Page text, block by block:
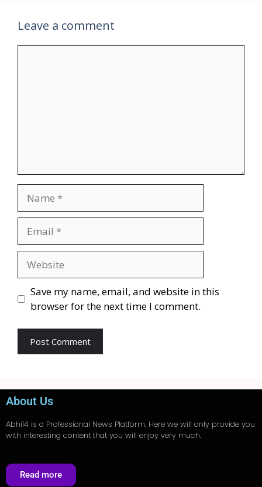
Leave a comment
Save my name, email, and website in this
browser for the next time I comment.
About Us
Abhi14 is a Professional News Platform. Here we will only provide you
with interesting content that you will enjoy very much.
Read more